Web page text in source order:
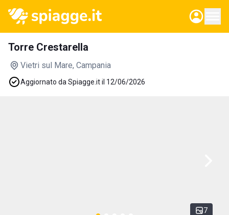
Torre Crestarella
Vietri sul Mare, Campania
Aggiornato da Spiagge.it il 12/06/2026
7